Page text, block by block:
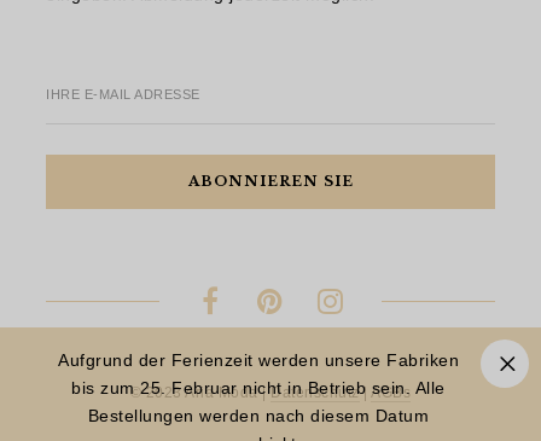
Aufgrund der Ferienzeit werden unsere Fabriken
bis zum 25. Februar nicht in Betrieb sein. Alle
Bestellungen werden nach diesem Datum
IHRE E-MAIL ADRESSE
© 2023 Aria Moda |Datenschutz| AGBs